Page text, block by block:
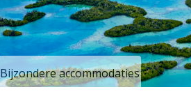
Bijzondere accommodaties